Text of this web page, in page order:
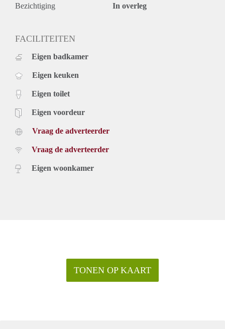
- Geen huisdieren;
Bezichtiging In overleg
FACILITEITEN
Eigen badkamer
Eigen keuken
Eigen toilet
Eigen voordeur
Vraag de adverteerder
Vraag de adverteerder
Eigen woonkamer
TONEN OP KAART